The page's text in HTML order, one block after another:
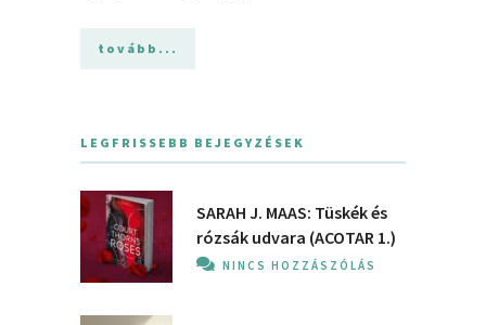
tovább...
LEGFRISSEBB BEJEGYZÉSEK
SARAH J. MAAS: Tüskék és
rózsák udvara (ACOTAR 1.)
NINCS HOZZÁSZÓLÁS